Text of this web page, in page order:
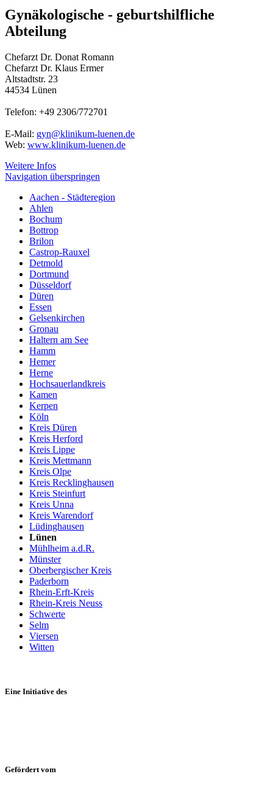
Gynäkologische - geburtshilfliche
Abteilung
Chefarzt Dr. Donat Romann
Chefarzt Dr. Klaus Ermer
Altstadtstr. 23
44534 Lünen
Telefon: +49 2306/772701
E-Mail: gyn@klinikum-luenen.de
Web: www.klinikum-luenen.de
Weitere Infos
Navigation überspringen
Aachen - Städteregion
Ahlen
Bochum
Bottrop
Brilon
Castrop-Rauxel
Detmold
Dortmund
Düsseldorf
Düren
Essen
Gelsenkirchen
Gronau
Haltern am See
Hamm
Hemer
Herne
Hochsauerlandkreis
Kamen
Kerpen
Köln
Kreis Düren
Kreis Herford
Kreis Lippe
Kreis Mettmann
Kreis Olpe
Kreis Recklinghausen
Kreis Steinfurt
Kreis Unna
Kreis Warendorf
Lüdinghausen
Lünen
Mühlheim a.d.R.
Münster
Oberbergischer Kreis
Paderborn
Rhein-Erft-Kreis
Rhein-Kreis Neuss
Schwerte
Selm
Viersen
Witten
Eine Initiative des
Gefördert vom